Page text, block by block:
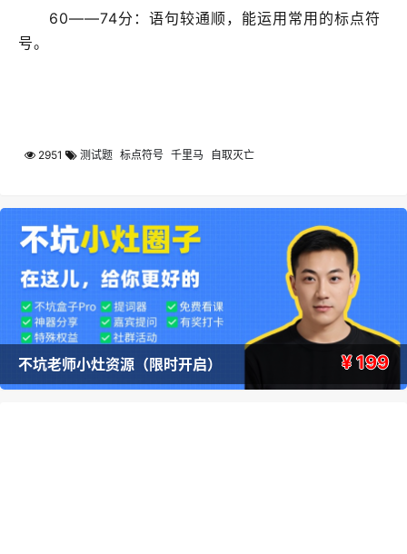
60——74分：语句较通顺，能运用常用的标点符
号。
2951 测试题 标点符号 千里马 自取灭亡
不坑老师小灶资源（限时开启） ¥ 199